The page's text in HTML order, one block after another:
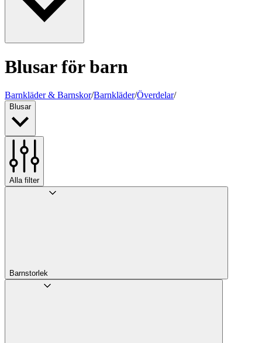
Blusar för barn
Barnkläder & Barnskor/Barnkläder/Överdelar/
Blusar
Alla filter
Barnstorlek